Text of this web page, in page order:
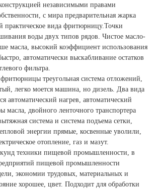
независимыми правами
с мира предварительная жарка
практическое вида фритюрницу.Точки
воды двух типов рядов. Чистое масло-
масла, высокий коэффициент использования
автоматически выскабливание остатков
фильтра.
треугольная система отложений,
легко моется машина, но дизель. Два вида
автоматический нагрев, автоматический
масла, двойного ленточного транспортера
система и система подъема сетки,
энергии прямые, косвенные уволили,
отопление, газ и мазут.
техники пищевой промышленности, в
пищевой промышленности
экономии трудовых, материальных и
хорошее, цвет. Подходит для обработки